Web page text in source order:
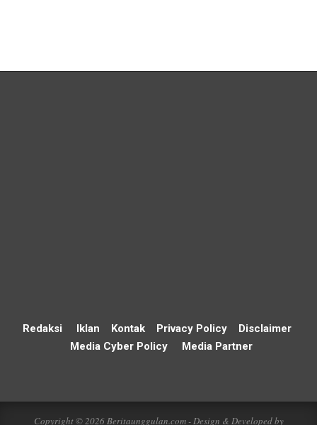
Redaksi Iklan Kontak Privacy Policy
Disclaimer
Media Cyber Policy
Media Partner
Copyright © 2026 Beritaunggulan.com - Design & Developed by